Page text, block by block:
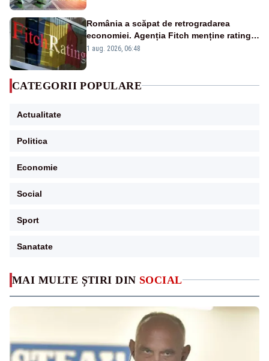
MAI MULTE ȘTIRI DIN SOCIAL
România a scăpat de retrogradarea
economiei. Agenția Fitch menține ratingul
„BBB-” cu perspectivă negativă
1 aug. 2026, 06:48
CATEGORII POPULARE
Actualitate
Politica
Economie
Social
Sport
Sanatate